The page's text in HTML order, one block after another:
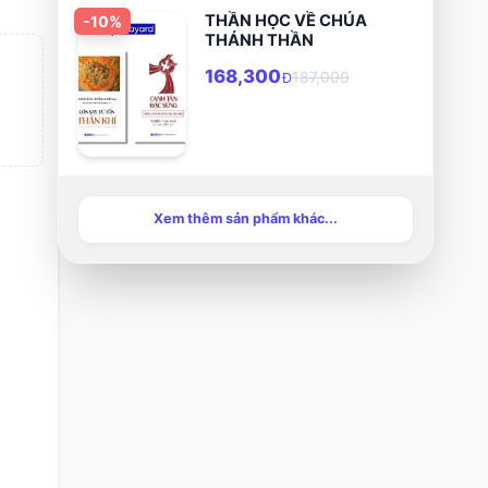
hữu".
-10%
THẦN HỌC VỀ CHÚA
THÁNH THẦN
168,300Đ187,000
Xem thêm sản phẩm khác...